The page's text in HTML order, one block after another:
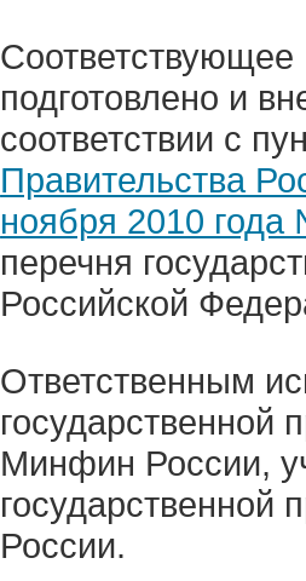
подготовлено и
соответствии с
Правительства
ноября 2010
перечня
Российской
Ответственным
государственной
Минфин России,
государственной
России.